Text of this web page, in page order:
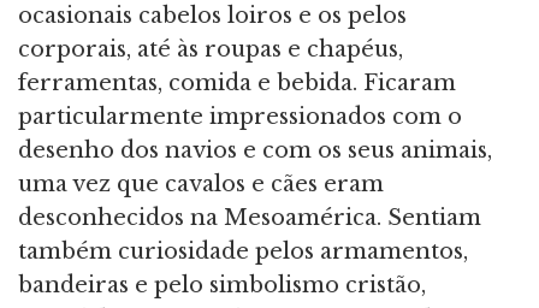
ocasionais cabelos loiros e os pelos
corporais, até às roupas e chapéus,
ferramentas, comida e bebida. Ficaram
particularmente impressionados com o
desenho dos navios e com os seus animais,
uma vez que cavalos e cães eram
desconhecidos na Mesoamérica. Sentiam
também curiosidade pelos armamentos,
bandeiras e pelo simbolismo cristão,